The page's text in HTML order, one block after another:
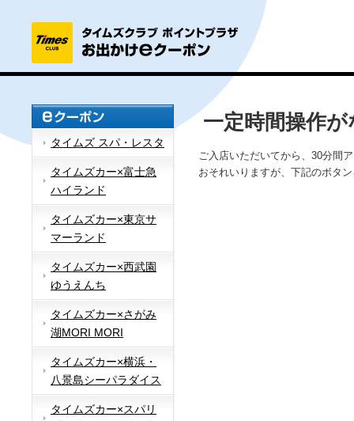
タイムズ スパ・レスタ
タイムズカー×富士急
ハイランド
タイムズカー×東京サ
マーランド
タイムズカー×西武園
ゆうえんち
タイムズカー×さがみ
湖MORI MORI
タイムズカー×横浜・
八景島シーパラダイス
タイムズカー×スパリ
一定時間操作
ご入店いただいてから、30分間
おそれいりますが、下記のボタ